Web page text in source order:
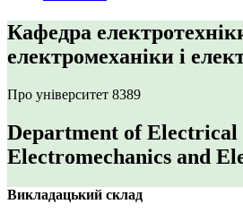
Кафедра
електромеханіки і
Про університет 8389
Department of Electrical
Electromechanics and
Викладацький склад